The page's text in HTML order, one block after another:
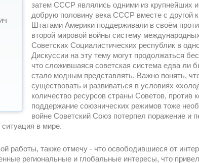
затем СССР являлись одними из крупнейших
добрую половину века СССР вместе с другой
Штатами Америки поддерживали в своём
второй мировой войны систему
Советских Социалистических республик в
Дискуссии на эту тему могут продолжаться
что сложившаяся советская система едва ли
стало модным представлять. Важно понять,
существовать и развиваться в условиях
количество ресурсов страны Советов, против
поддержание союзнических режимов тоже
войне Советский Союз потерпел поражение и
в мире.
работы, также отмечу - что освободившиеся от
региональные и глобальные интересы, что